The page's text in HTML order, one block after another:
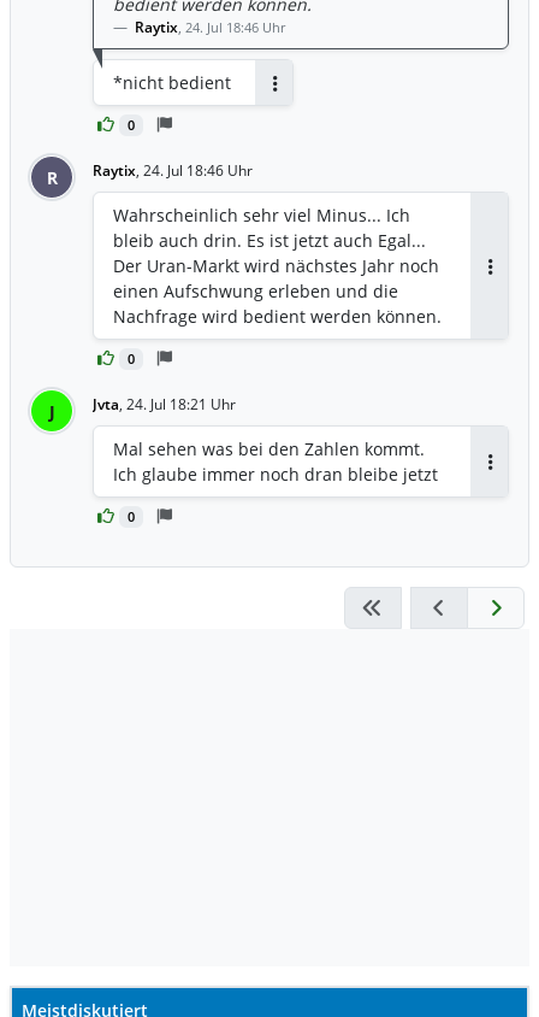
0
Raytix, 24. Jul 18:46 Uhr
*nicht bedient
R Raytix, 24. Jul 18:46 Uhr
0
Wahrscheinlich sehr viel Minus... Ich
bleib auch drin. Es ist jetzt auch Egal...
Der Uran-Markt wird nächstes Jahr noch
einen Aufschwung erleben und die
Nachfrage wird bedient werden können.
J Jvta, 24. Jul 18:21 Uhr
0
Mal sehen was bei den Zahlen kommt.
Ich glaube immer noch dran bleibe jetzt
Meistdiskutiert